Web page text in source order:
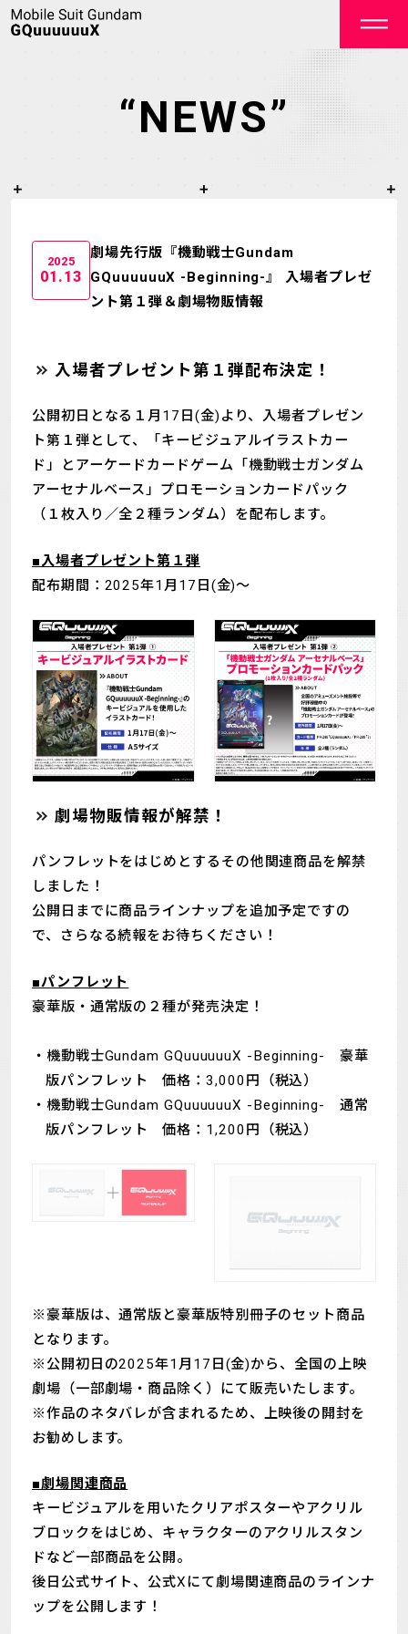
NEWS
MECHA GOODS
GALLERY MUSIC
Blu-ray & DVD &
THEATER
“NEWS”
劇場先行版『機動戦士Gundam
GQuuuuuuX -Beginning-』 入場者プレゼ
ント第１弾＆劇場物販情報
2025
01.13
入場者プレゼント第１弾配布決定！
公開初日となる１月17日(金)より、入場者プレゼン
ト第１弾として、「キービジュアルイラストカー
ド」とアーケードカードゲーム「機動戦士ガンダム
アーセナルベース」プロモーションカードパック
（１枚入り／全２種ランダム）を配布します。
■入場者プレゼント第１弾
配布期間：2025年1月17日(金)～
劇場物販情報が解禁！
パンフレットをはじめとするその他関連商品を解禁
しました！
公開日までに商品ラインナップを追加予定ですの
で、さらなる続報をお待ちください！
■パンフレット
豪華版・通常版の２種が発売決定！
機動戦士Gundam GQuuuuuuX -Beginning- 豪華
版パンフレット 価格：3,000円（税込）
機動戦士Gundam GQuuuuuuX -Beginning- 通常
版パンフレット 価格：1,200円（税込）
※豪華版は、通常版と豪華版特別冊子のセット商品
となります。
※公開初日の2025年1月17日(金)から、全国の上映
劇場（一部劇場・商品除く）にて販売いたします。
※作品のネタバレが含まれるため、上映後の開封を
お勧めします。
■劇場関連商品
キービジュアルを用いたクリアポスターやアクリル
ブロックをはじめ、キャラクターのアクリルスタン
ドなど一部商品を公開。
後日公式サイト、公式Xにて劇場関連商品のラインナ
ップを公開します！